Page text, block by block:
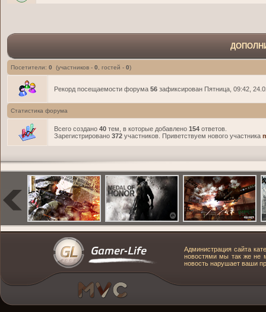
Посетители: 0 (участников - 0 , гостей - 0)
Рекорд посещаемости форума 56 зафиксирован Пятница, 09:42,
Статистика форума
Всего создано 40 тем, в которые добавлено 154 ответов.
Зарегистрировано 372 участников. Приветствуем нового участника
Администрация сайта
новостями мы так же не
новость нарушает ваши